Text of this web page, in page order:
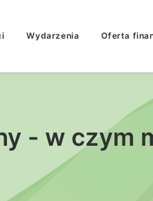
Wydarzenia Oferta
- w czym